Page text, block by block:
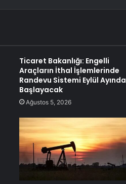
Ticaret Bakanlığı: Engelli
Araçların İthal İşlemlerinde
Randevu Sistemi Eylül Ayında
Başlayacak
Ağustos 5, 2026